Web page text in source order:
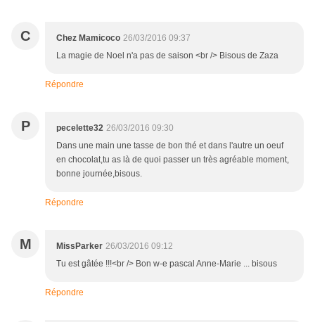
C Chez Mamicoco 26/03/2016 09:37
La magie de Noel n'a pas de saison <br /> Bisous de Zaza
Répondre
P pecelette32 26/03/2016 09:30
Dans une main une tasse de bon thé et dans l'autre un oeuf
en chocolat,tu as là de quoi passer un très agréable moment,
bonne journée,bisous.
Répondre
M MissParker 26/03/2016 09:12
Tu est gâtée !!!<br /> Bon w-e pascal Anne-Marie ... bisous
Répondre